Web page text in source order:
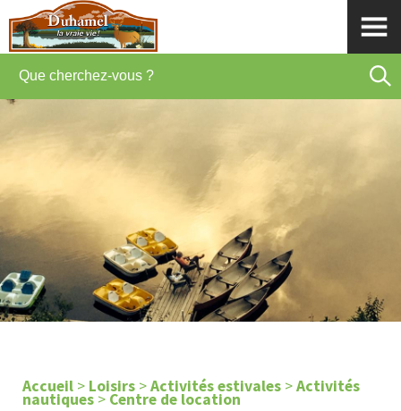
Accueil > Loisirs >Activités estivales >Activités
nautiques > Centre de location